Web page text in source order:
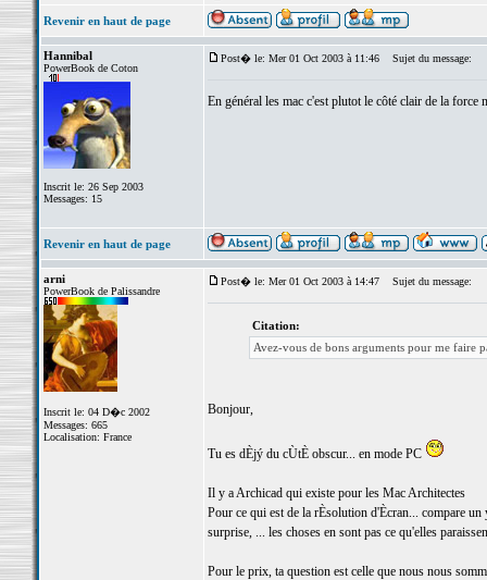
Revenir en haut de page
Hannibal
PowerBook de Coton
Inscrit le: 26 Sep 2003
Messages: 15
Post� le: Mer 01 Oct 2003 à 11:46 Sujet du message:
En général les mac c'est plutot le côté clair de la force
Revenir en haut de page
arni
PowerBook de Palissandre
Inscrit le: 04 D�c 2002
Messages: 665
Localisation: France
Post� le: Mer 01 Oct 2003 à 14:47 Sujet du message:
Citation:
Avez-vous de bons arguments pour me faire
Bonjour,
Tu es dÈjý du cÙtÈ obscur... en mode PC
Il y a Archicad qui existe pour les Mac Architectes
Pour ce qui est de la rÈsolution d'Ècran... compare
surprise, ... les choses en sont pas ce qu'elles
Pour le prix, ta question est celle que nous nous